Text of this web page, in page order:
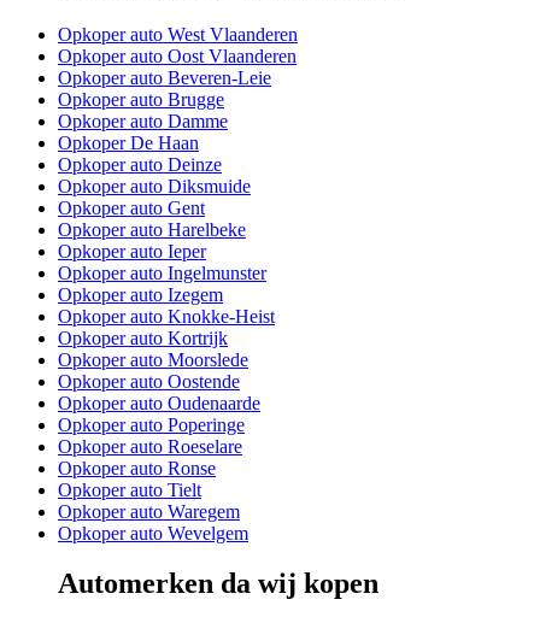
Opkoper auto West Vlaanderen
Opkoper auto Oost Vlaanderen
Opkoper auto Beveren-Leie
Opkoper auto Brugge
Opkoper auto Damme
Opkoper De Haan
Opkoper auto Deinze
Opkoper auto Diksmuide
Opkoper auto Gent
Opkoper auto Harelbeke
Opkoper auto Ieper
Opkoper auto Ingelmunster
Opkoper auto Izegem
Opkoper auto Knokke-Heist
Opkoper auto Kortrijk
Opkoper auto Moorslede
Opkoper auto Oostende
Opkoper auto Oudenaarde
Opkoper auto Poperinge
Opkoper auto Roeselare
Opkoper auto Ronse
Opkoper auto Tielt
Opkoper auto Waregem
Opkoper auto Wevelgem
Automerken da wij kopen